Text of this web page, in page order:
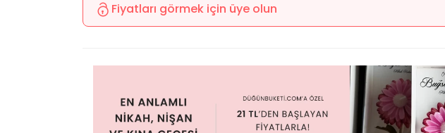
Fiyatları görmek için üye olun